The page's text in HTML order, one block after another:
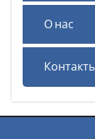
О нас